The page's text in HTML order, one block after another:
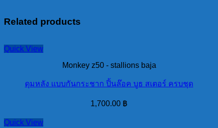
Related products
Quick View
Monkey z50 - stallions baja
ดุมหลัง แบบกันกระชาก ปิ้นล๊อค บูธ สเตอร์ ครบชุด
1,700.00 ฿
Quick View